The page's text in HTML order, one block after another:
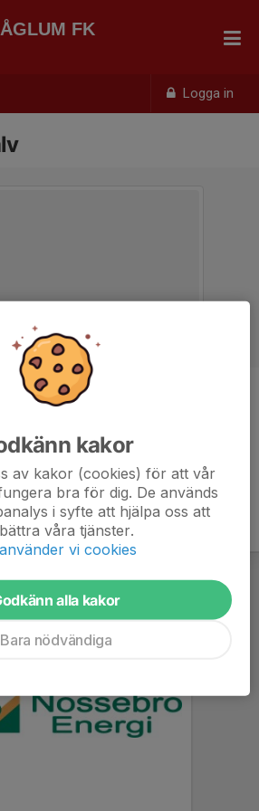
Logga in
FK
Tränare
kakor
av kakor (cookies) för att vår
bra för dig. De används
i syfte att hjälpa oss att
våra tjänster.
vi cookies
alla kakor
Bara nödvändiga